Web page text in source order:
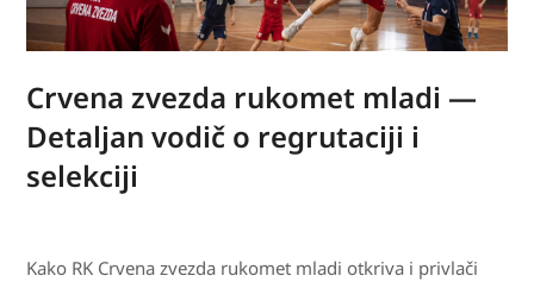
Crvena zvezda rukomet mladi —
Detaljan vodič o regrutaciji i
selekciji
Kako RK Crvena zvezda rukomet mladi otkriva i privlači